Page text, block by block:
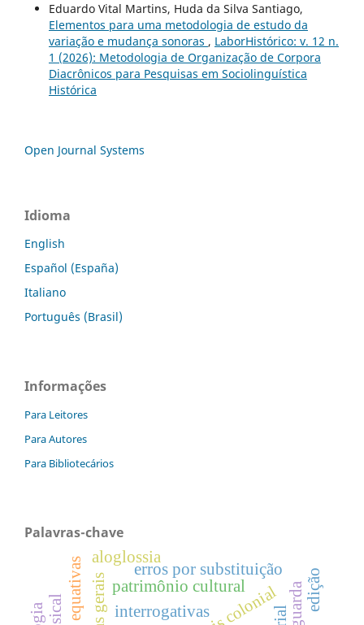
Eduardo Vital Martins, Huda da Silva Santiago,
Elementos para uma metodologia de estudo da
variação e mudança sonoras , LaborHistórico: v. 12 n.
1 (2026): Metodologia de Organização de Corpora
Diacrônicos para Pesquisas em Sociolinguística
Histórica
Open Journal Systems
Idioma
English
Español (España)
Italiano
Português (Brasil)
Informações
Para Leitores
Para Autores
Para Bibliotecários
Palavras-chave
interrogativas
patrimônio cultural
erros por substituição
aloglossia
edição